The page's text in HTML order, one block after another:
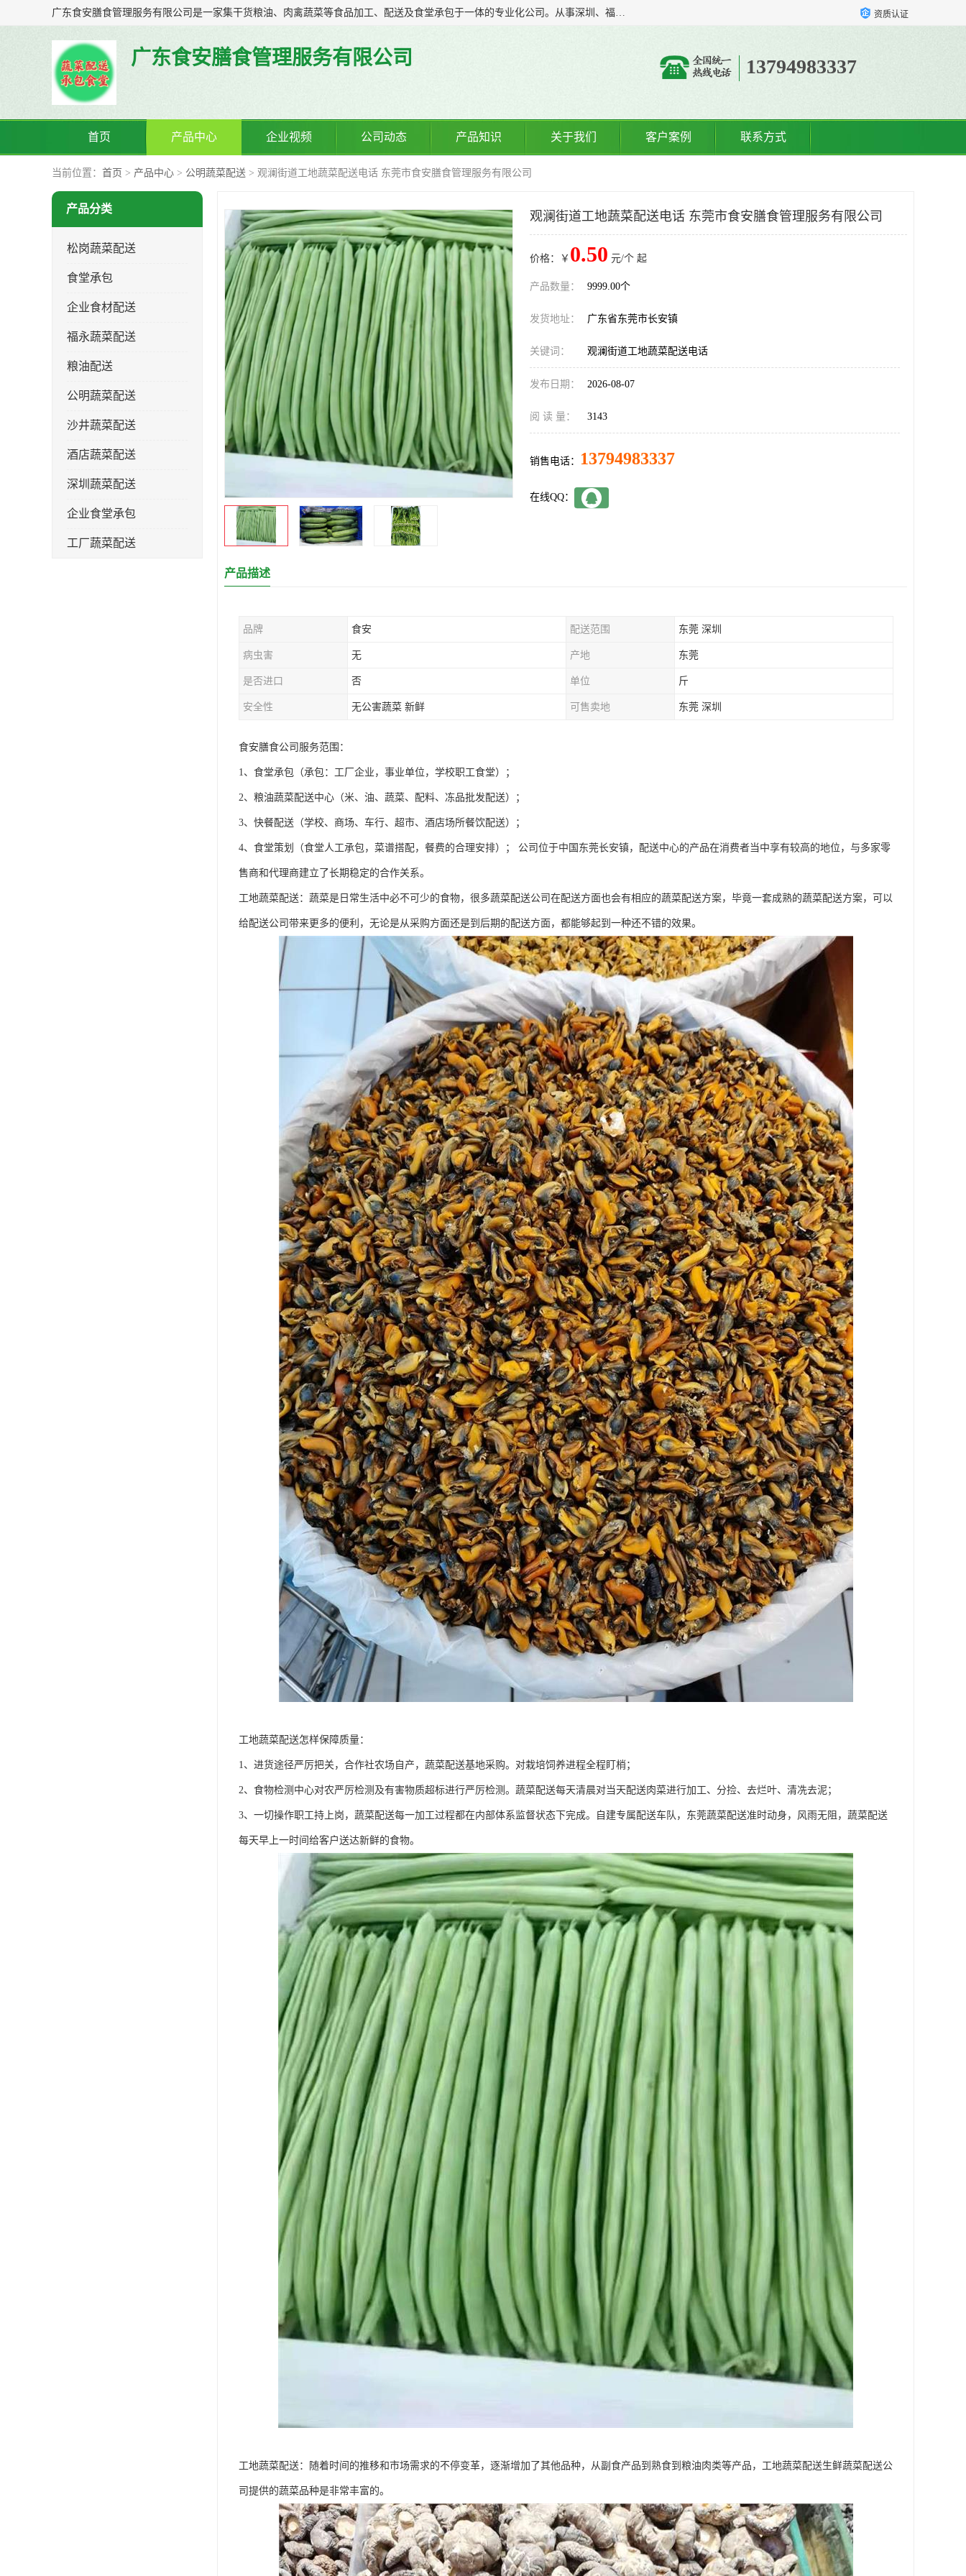
广东食安膳食管理服务有限公司是一家集干货粮油、肉禽蔬菜等食品加工、配送及食堂承包于一体的专业化公司。从事深圳、福永、公明、沙井、松岗等地区的蔬菜配送服务。 专业的服务队伍，以及完善的服务机制，经过多年的努力拼搏，赢得了广大客户的信赖和支持。 资质认证
广东食安膳食管理服务有限公司 13794983337
首页 产品中心 企业视频 公司动态 产品知识 关于我们 客户案例 联系方式
当前位置： 首页 > 产品中心 > 公明蔬菜配送 > 观澜街道工地蔬菜配送电话 东莞市食安膳食管理服务有限公司
产品分类
松岗蔬菜配送
食堂承包
企业食材配送
福永蔬菜配送
粮油配送
公明蔬菜配送
沙井蔬菜配送
酒店蔬菜配送
深圳蔬菜配送
企业食堂承包
工厂蔬菜配送
观澜街道工地蔬菜配送电话 东莞市食安膳食管理服务有限公司
价格：￥ 0.50 元/个 起
产品数量： 9999.00个
发货地址： 广东省东莞市长安镇
关键词： 观澜街道工地蔬菜配送电话
发布日期： 2026-08-07
阅 读 量： 3143
销售电话： 13794983337
在线QQ：
产品描述
品牌 食安 配送范围 东莞 深圳
病虫害 无 产地 东莞
是否进口 否 单位 斤
安全性 无公害蔬菜 新鲜 可售卖地 东莞 深圳
食安膳食公司服务范围：
1、食堂承包（承包：工厂企业，事业单位，学校职工食堂）；
2、粮油蔬菜配送中心（米、油、蔬菜、配料、冻品批发配送）；
3、快餐配送（学校、商场、车行、超市、酒店场所餐饮配送）；
4、食堂策划（食堂人工承包，菜谱搭配，餐费的合理安排）； 公司位于中国东莞长安镇，配送中心的产品在消费者当中享有较高的地位，与多家零
售商和代理商建立了长期稳定的合作关系。
工地蔬菜配送：蔬菜是日常生活中必不可少的食物，很多蔬菜配送公司在配送方面也会有相应的蔬菜配送方案，毕竟一套成熟的蔬菜配送方案，可以
给配送公司带来更多的便利，无论是从采购方面还是到后期的配送方面，都能够起到一种还不错的效果。
工地蔬菜配送怎样保障质量：
1、进货途径严厉把关，合作社农场自产，蔬菜配送基地采购。对栽培饲养进程全程盯梢；
2、食物检测中心对农严厉检测及有害物质超标进行严厉检测。蔬菜配送每天清晨对当天配送肉菜进行加工、分捡、去烂叶、清冼去泥；
3、一切操作职工持上岗，蔬菜配送每一加工过程都在内部体系监督状态下完成。自建专属配送车队，东莞蔬菜配送准时动身，风雨无阻，蔬菜配送
每天早上一时间给客户送达新鲜的食物。
工地蔬菜配送：随着时间的推移和市场需求的不停变革，逐渐增加了其他品种，从副食产品到熟食到粮油肉类等产品，工地蔬菜配送生鲜蔬菜配送公
司提供的蔬菜品种是非常丰富的。